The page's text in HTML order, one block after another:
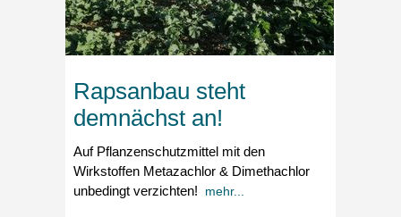
Rapsanbau steht
demnächst an!
Auf Pflanzenschutzmittel mit den
Wirkstoffen Metazachlor & Dimethachlor
unbedingt verzichten! mehr...